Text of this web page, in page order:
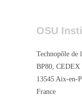
OSU
Technopôle de
BP80, CEDEX
13545 Aix-en-
France